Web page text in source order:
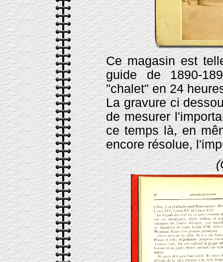
Ce magasin est
guide de 1890-
"chalet" en 24
La gravure ci
de mesurer
ce temps là, en
encore résolue,